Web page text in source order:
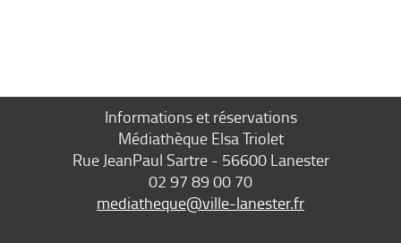
Informations et réservations
Médiathèque Elsa Triolet
Rue JeanPaul Sartre - 56600 Lanester
02 97 89 00 70
mediatheque@ville-lanester.fr